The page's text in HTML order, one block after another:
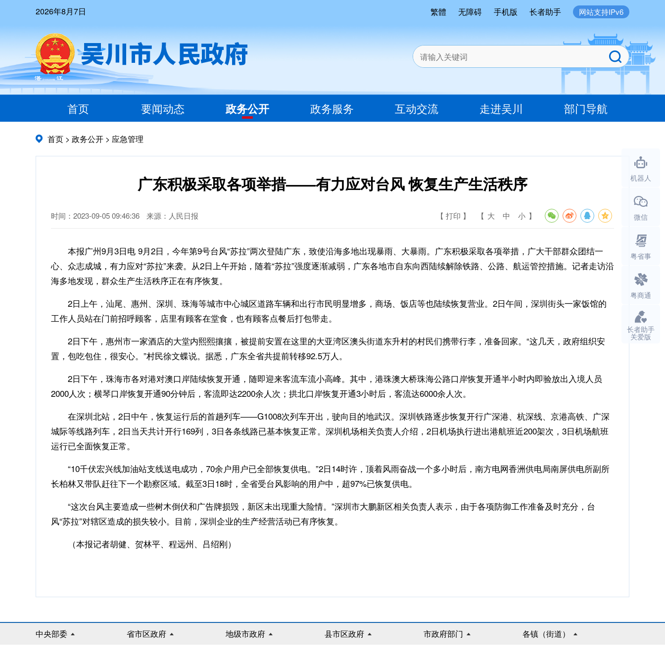
2026年8月7日 繁體 无障碍 手机版 长者助手 网站支持IPv6
首页 要闻动态 政务公开 政务服务 互动交流 走进吴川 部门导航
首页 > 政务公开 > 应急管理
广东积极采取各项举措——有力应对台风 恢复生产生活秩序
时间：2023-09-05 09:46:36 来源：人民日报 【 打印 】 【 大 中 小 】
本报广州9月3日电 9月2日，今年第9号台风“苏拉”两次登陆广东，致使沿海多地出现暴雨、大暴雨。广东积极采取各项举措，广大干部群众团结一
心、众志成城，有力应对“苏拉”来袭。从2日上午开始，随着“苏拉”强度逐渐减弱，广东各地市自东向西陆续解除铁路、公路、航运管控措施。记者走访沿
海多地发现，群众生产生活秩序正在有序恢复。
2日上午，汕尾、惠州、深圳、珠海等城市中心城区道路车辆和出行市民明显增多，商场、饭店等也陆续恢复营业。2日午间，深圳街头一家饭馆的
工作人员站在门前招呼顾客，店里有顾客在堂食，也有顾客点餐后打包带走。
2日下午，惠州市一家酒店的大堂内熙熙攘攘，被提前安置在这里的大亚湾区澳头街道东升村的村民们携带行李，准备回家。“这几天，政府组织安
置，包吃包住，很安心。”村民徐文蝶说。据悉，广东全省共提前转移92.5万人。
2日下午，珠海市各对港对澳口岸陆续恢复开通，随即迎来客流车流小高峰。其中，港珠澳大桥珠海公路口岸恢复开通半小时内即验放出入境人员
2000人次；横琴口岸恢复开通90分钟后，客流即达2200余人次；拱北口岸恢复开通3小时后，客流达6000余人次。
在深圳北站，2日中午，恢复运行后的首趟列车——G1008次列车开出，驶向目的地武汉。深圳铁路逐步恢复开行广深港、杭深线、京港高铁、广深
城际等线路列车，2日当天共计开行169列，3日各条线路已基本恢复正常。深圳机场相关负责人介绍，2日机场执行进出港航班近200架次，3日机场航班
运行已全面恢复正常。
“10千伏宏兴线加油站支线送电成功，70余户用户已全部恢复供电。”2日14时许，顶着风雨奋战一个多小时后，南方电网香洲供电局南屏供电所副所
长柏林又带队赶往下一个勘察区域。截至3日18时，全省受台风影响的用户中，超97%已恢复供电。
“这次台风主要造成一些树木倒伏和广告牌损毁，新区未出现重大险情。”深圳市大鹏新区相关负责人表示，由于各项防御工作准备及时充分，台
风“苏拉”对辖区造成的损失较小。目前，深圳企业的生产经营活动已有序恢复。
（本报记者胡健、贺林平、程远州、吕绍刚）
机器人
微信
粤省事
粤商通
长者助手
关爱版
中央部委 省市区政府 地级市政府 县市区政府 市政府部门 各镇（街道）